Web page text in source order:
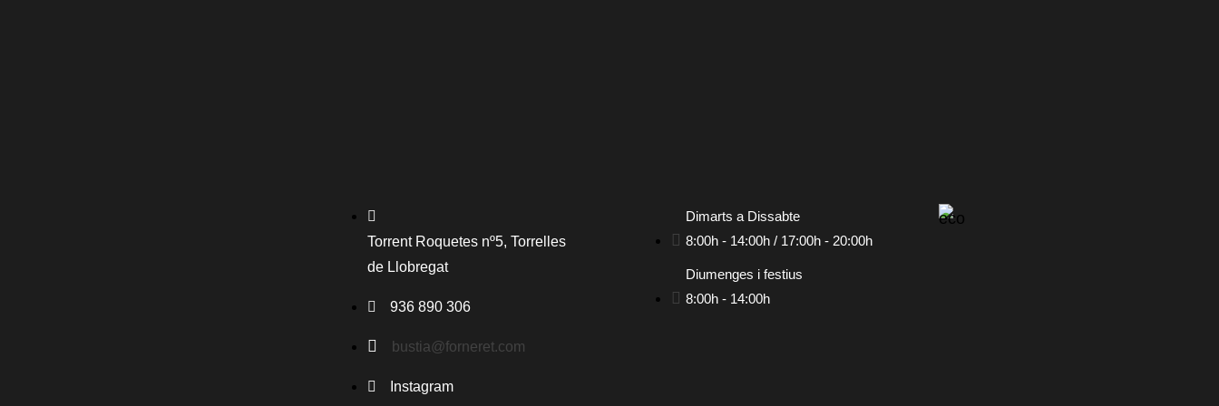
Torrent Roquetes nº5, Torrelles
de Llobregat
936 890 306
bustia@forneret.com
Instagram
Dimarts a Dissabte
8:00h - 14:00h / 17:00h - 20:00h
Diumenges i festius
8:00h - 14:00h